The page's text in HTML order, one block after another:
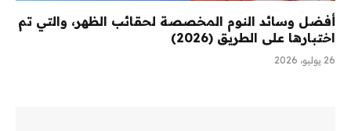
أفضل وسائد النوم المخصصة لحقائب الظهر، والتي تم
اختبارها على الطريق (2026)
26 يوليو، 2026